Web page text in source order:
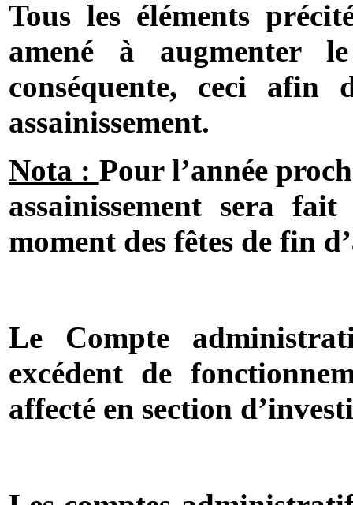
Tous les éléments
amené à augmenter
conséquente, ceci afin
assainissement.
Nota : Pour l’année
assainissement sera
moment des fêtes de fin
Le Compte
excédent de
affecté en section